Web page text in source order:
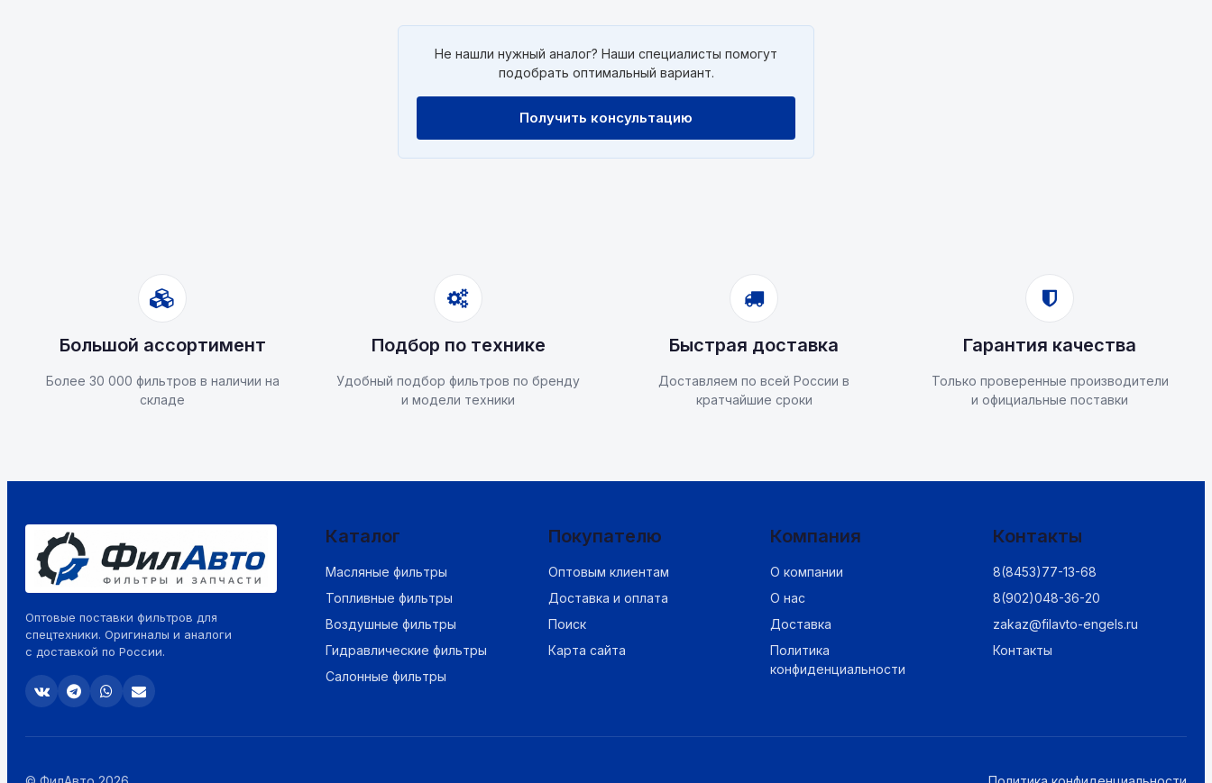
Не нашли нужный аналог? Наши специалисты помогут
подобрать оптимальный вариант.
Получить консультацию
Большой ассортимент
Более 30 000 фильтров в наличии на
складе
Подбор по технике
Удобный подбор фильтров по бренду
и модели техники
Быстрая доставка
Доставляем по всей России в
кратчайшие сроки
Гарантия качества
Только проверенные производители
и официальные поставки
Оптовые поставки фильтров для
спецтехники. Оригиналы и аналоги
с доставкой по России.
Каталог
Масляные фильтры
Топливные фильтры
Воздушные фильтры
Гидравлические фильтры
Салонные фильтры
Покупателю
Оптовым клиентам
Доставка и оплата
Поиск
Карта сайта
Компания
О компании
О нас
Доставка
Политика
конфиденциальности
Контакты
8(8453)77-13-68
8(902)048-36-20
zakaz@filavto-engels.ru
Контакты